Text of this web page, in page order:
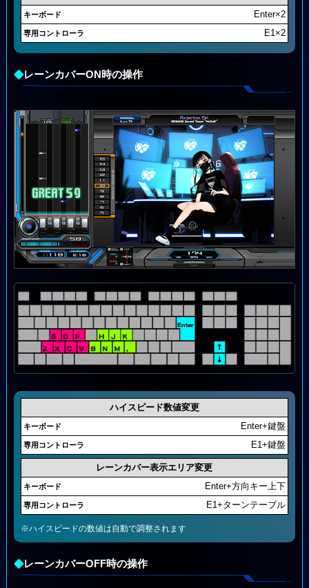
Enter×2
E1×2
◆レーンカバーON時の操作
ハイスピード数値変更
Enter+鍵盤
E1+鍵盤
レーンカバー表示エリア変更
Enter+方向キー上下
E1+ターンテーブル
※ハイスピードの数値は自動で調整されます
◆レーンカバーOFF時の操作